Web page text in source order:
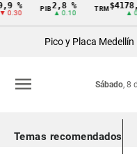
Cintillo
Colombia
% PIB2,8 %
▲ 0.10
TRM
▲ 0.42
Pico y Placa Medellín
Sábado, 8
menu
Temas recomendados